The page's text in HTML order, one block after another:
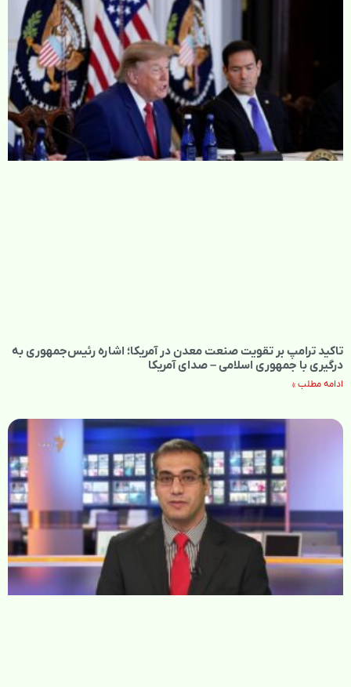
تاکید ترامپ بر تقویت صنعت معدن در آمریکا؛ اشاره رئیس‌جمهوری به
درگیری با جمهوری اسلامی – صدای آمریکا
ادامه مطلب »